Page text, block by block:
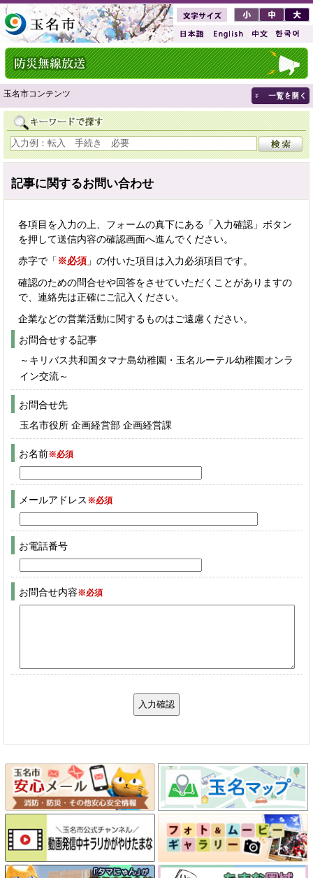
玉名市コンテンツ
記事に関するお問い合わせ
各項目を入力の上、フォームの真下にある「入力確認」ボタン
を押して送信内容の確認画面へ進んでください。
赤字で「 ※必須 」の付いた項目は入力必須項目です。
確認のための問合せや回答をさせていただくことがありますの
で、連絡先は正確にご記入ください。
企業などの営業活動に関するものはご遠慮ください。
お問合せする記事
～キリバス共和国タマナ島幼稚園・玉名ルーテル幼稚園オンラ
イン交流～
お問合せ先
玉名市役所 企画経営部 企画経営課
お名前※必須
メールアドレス ※必須
お電話番号
お問合せ内容※必須